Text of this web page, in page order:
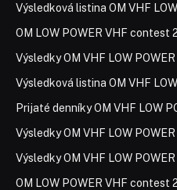
Výsledková listina OM VHF
OM LOW POWER VHF contest
Výsledky OM VHF LOW
Výsledková listina OM VHF
Prijaté denníky OM VHF LOW
Výsledky OM VHF LOW
Výsledky OM VHF LOW
OM LOW POWER VHF contest